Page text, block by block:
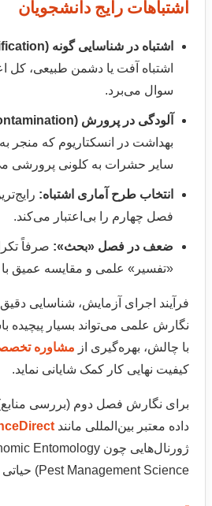
اشتباهات رایج دانشجویان
اشتباه در شناسایی گونه (Misidentification):
اشتباه آفت یا دشمن طبیعی، کل
سوال می‌برد.
آلودگی در پرورش (Contamination):
بهداشت در انسکتاریوم که منجر به
سایر حشرات به کلونی پرورشی
انتخاب طرح آماری اشتباه:
فصل چهارم را بی‌اعتبار می‌کند.
ضعف در فصل «بحث»: صرفاً
«تفسیر» علمی و مقایسه عمیق
فرآیند اجرای آزمایش، شناسایی
نگارش علمی می‌تواند بسیار پیچیده
با چالش، بهره‌گیری از مشاوره
کیفیت نهایی کار کمک شایانی نماید.
برای نگارش فصل دوم (بررسی منابع)،
داده معتبر بین‌المللی مانند
Pest Management Science) حیاتی است.